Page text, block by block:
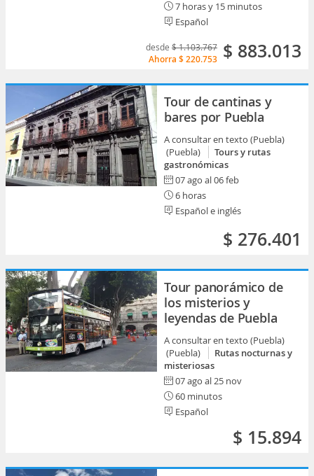
7 horas y 15 minutos
Español
desde $ 1.103.767
Ahorra $ 220.753 $ 883.013
Tour de cantinas y
bares por Puebla
A consultar en texto (Puebla)
(Puebla)
Tours y rutas
gastronómicas
07 ago al 06 feb
6 horas
Español e inglés
$ 276.401
Tour panorámico de
los misterios y
leyendas de Puebla
A consultar en texto (Puebla)
(Puebla)
Rutas nocturnas y
misteriosas
07 ago al 25 nov
60 minutos
Español
$ 15.894